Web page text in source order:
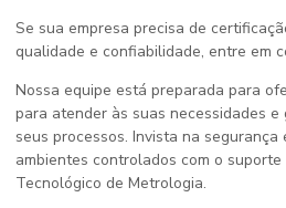
Se sua empresa precisa de
qualidade e confiabilidade, entre em
Nossa equipe está preparada para
para atender às suas necessidades
seus processos. Invista na
ambientes controlados com o suporte
Tecnológico de Metrologia.